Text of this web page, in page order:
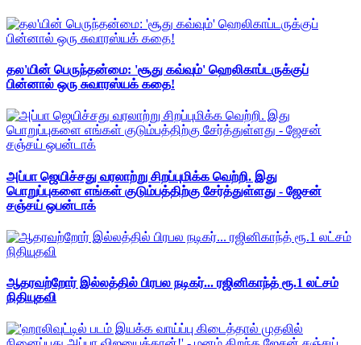
தல'யின் பெருந்தன்மை: 'சூது கவ்வும்' ஹெலிகாப்டருக்குப்
பின்னால் ஒரு சுவாரஸ்யக் கதை!
அப்பா ஜெயிச்சது வரலாற்று சிறப்புமிக்க வெற்றி. இது
பொறுப்புகளை எங்கள் குடும்பத்திற்கு சேர்த்துள்ளது - ஜேசன்
சஞ்சய் ஒபன்டாக்
ஆதரவற்றோர் இல்லத்தில் பிரபல நடிகர்... ரஜினிகாந்த் ரூ.1 லட்சம்
நிதியுதவி